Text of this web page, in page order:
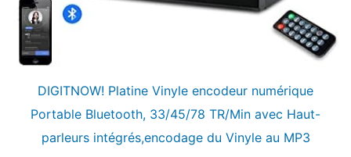
DIGITNOW! Platine Vinyle encodeur numérique
Portable Bluetooth, 33/45/78 TR/Min avec Haut-
parleurs intégrés,encodage du Vinyle au MP3